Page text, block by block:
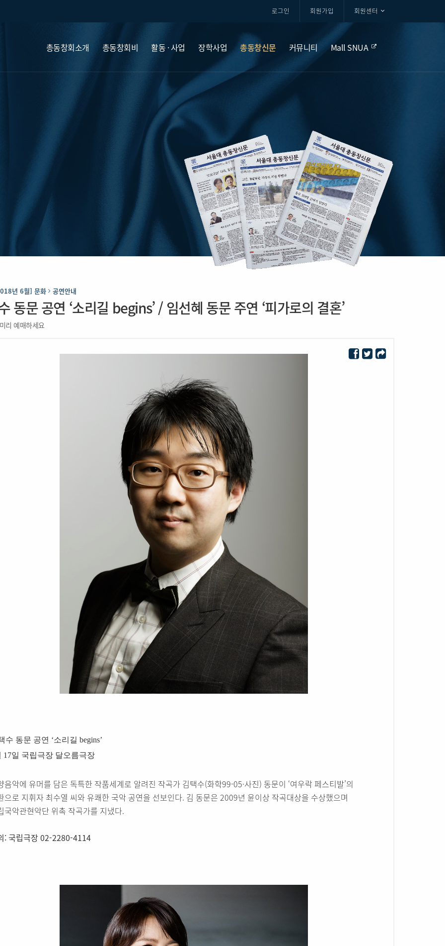
로그인 회원가입 회원센터
총동창회소개 총동창회비 활동 · 사업 장학사업 총동창신문 커뮤니티 Mall SNUA
년 6월] 문화 공연안내
동문 공연 ‘소리길 begins’ / 임선혜 동문 주연 ‘피가로의 결혼’
리 예매하세요
수 동문 공연 ‘소리길 begins’
17일 국립극장 달오름극장
음악에 유머를 담은 독특한 작품세계로 알려진 작곡가 김택수(화학99-05·사진) 동문이 ‘여우락 페스티발’의
으로 지휘자 최수열 씨와 유쾌한 국악 공연을 선보인다. 김 동문은 2009년 윤이상 작곡대상을 수상했으며
국악관현악단 위촉 작곡가를 지냈다.
: 국립극장 02-2280-4114